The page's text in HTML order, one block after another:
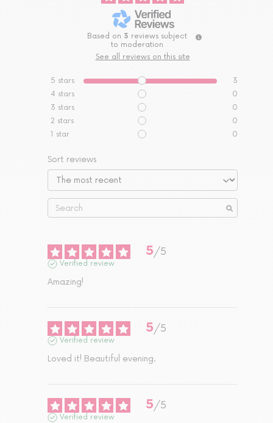
Based on 3 reviews subject
to moderation
See all reviews on this site
5 stars
3
4 stars
0
3 stars
0
2 stars
0
1 star 0
Sort reviews
5/5
Verified review
Amazing!
5/5
Verified review
Loved it! Beautiful evening.
5/5
Verified review